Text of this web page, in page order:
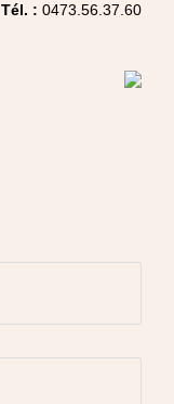
Tél. : 0473.56.37.60